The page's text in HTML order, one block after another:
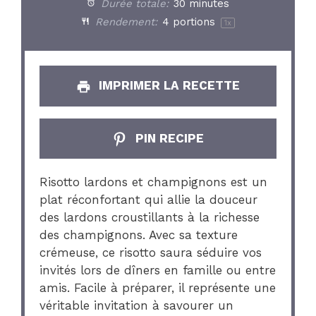
Durée totale: 30 minutes
Rendement: 4 portions 1 x
IMPRIMER LA RECETTE
PIN RECIPE
Risotto lardons et champignons est un
plat réconfortant qui allie la douceur
des lardons croustillants à la richesse
des champignons. Avec sa texture
crémeuse, ce risotto saura séduire vos
invités lors de dîners en famille ou entre
amis. Facile à préparer, il représente une
véritable invitation à savourer un